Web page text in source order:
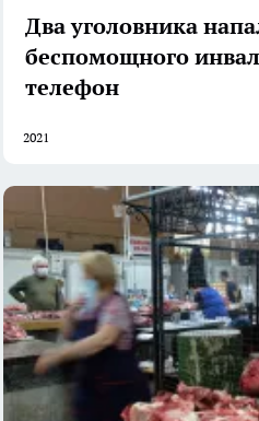
Два уголовника
беспомощного
телефон
2021